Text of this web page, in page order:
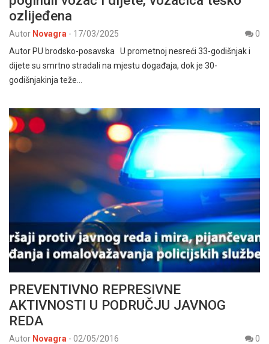
ozlijeđena
Autor Novagra - 17/03/2025
0
Autor PU brodsko-posavska U prometnoj nesreći 33-godišnjak i
dijete su smrtno stradali na mjestu događaja, dok je 30-
godišnjakinja teže…
PREVENTIVNO REPRESIVNE
AKTIVNOSTI U PODRUČJU JAVNOG
REDA
Autor Novagra - 02/05/2016
0